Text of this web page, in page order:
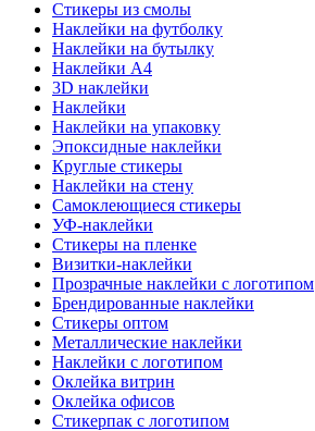
Стикеры из смолы
Наклейки на футболку
Наклейки на бутылку
Наклейки А4
3D наклейки
Наклейки
Наклейки на упаковку
Эпоксидные наклейки
Круглые стикеры
Наклейки на стену
Самоклеющиеся стикеры
УФ-наклейки
Стикеры на пленке
Визитки-наклейки
Прозрачные наклейки с логотипом
Брендированные наклейки
Стикеры оптом
Металлические наклейки
Наклейки с логотипом
Оклейка витрин
Оклейка офисов
Стикерпак с логотипом